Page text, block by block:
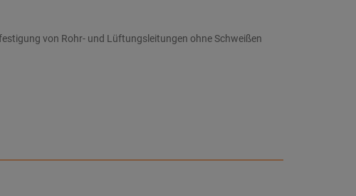
von Rohr- und Lüftungsleitungen ohne Schweißen